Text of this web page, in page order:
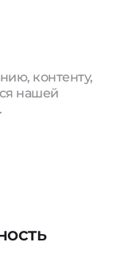
контенту,
нашей